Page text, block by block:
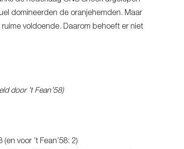
domineerden de oranjehemden. Maar
voldoende. Daarom behoeft er niet
door ’t Fean’58)
voor ’t Fean’58: 2)